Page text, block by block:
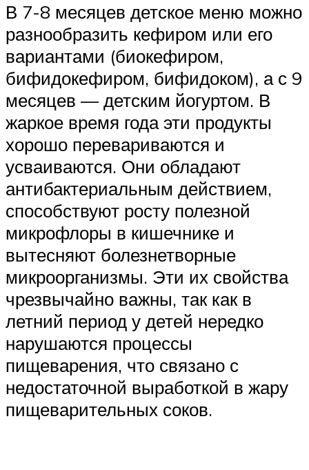
В 7-8 месяцев детское меню можно
разнообразить кефиром или его
вариантами (биокефиром,
бифидокефиром, бифидоком), а с 9
месяцев — детским йогуртом. В
жаркое время года эти продукты
хорошо перевариваются и
усваиваются. Они обладают
антибактериальным действием,
способствуют росту полезной
микрофлоры в кишечнике и
вытесняют болезнетворные
микроорганизмы. Эти их свойства
чрезвычайно важны, так как в
летний период у детей нередко
нарушаются процессы
пищеварения, что связано с
недостаточной выработкой в жару
пищеварительных соков.